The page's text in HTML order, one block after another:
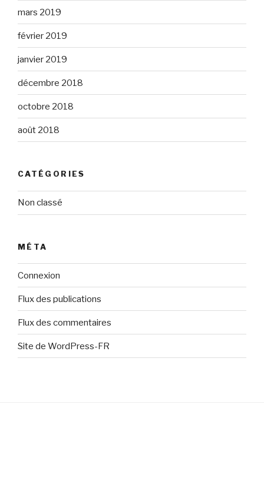
mars 2019
février 2019
janvier 2019
décembre 2018
octobre 2018
août 2018
CATÉGORIES
Non classé
MÉTA
Connexion
Flux des publications
Flux des commentaires
Site de WordPress-FR